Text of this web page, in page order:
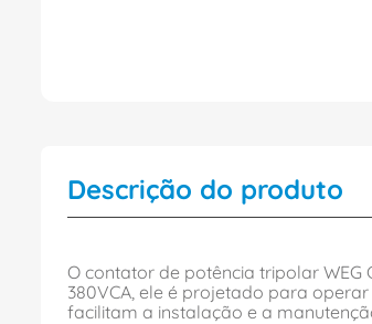
Descrição do produto
O contator de potência tripolar WEG
380VCA, ele é projetado para
facilitam a instalação e a